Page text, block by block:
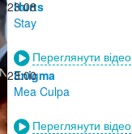
23:08
Hurts
Stay
Переглянути відео
23:00
Enigma
Mea Culpa
Переглянути відео